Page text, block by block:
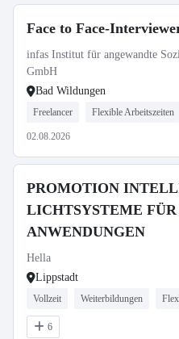
Face to Face-
infas Institut für angewandte
GmbH
Bad Wildungen
Freelancer Flexible Arbeitszeiten
02.08.2026
PROMOTION
LICHTSYSTEME
ANWENDUNGEN
Hella
Lippstadt
Vollzeit Weiterbildungen
6